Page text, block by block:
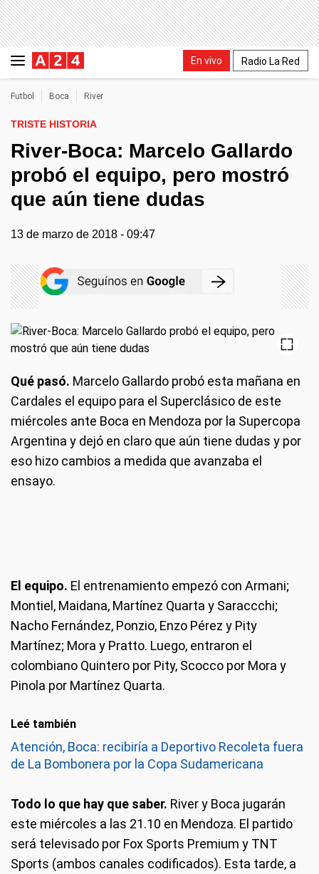
En vivo Radio La Red
Futbol Boca River
TRISTE HISTORIA
River-Boca: Marcelo Gallardo
probó el equipo, pero mostró
que aún tiene dudas
13 de marzo de 2018 - 09:47
Qué pasó. Marcelo Gallardo probó esta mañana en
Cardales el equipo para el Superclásico de este
miércoles ante Boca en Mendoza por la Supercopa
Argentina y dejó en claro que aún tiene dudas y por
eso hizo cambios a medida que avanzaba el
ensayo.
El equipo. El entrenamiento empezó con Armani;
Montiel, Maidana, Martínez Quarta y Saraccchi;
Nacho Fernández, Ponzio, Enzo Pérez y Pity
Martínez; Mora y Pratto. Luego, entraron el
colombiano Quintero por Pity, Scocco por Mora y
Pinola por Martínez Quarta.
Leé también
Atención, Boca: recibiría a Deportivo Recoleta fuera
de La Bombonera por la Copa Sudamericana
Todo lo que hay que saber. River y Boca jugarán
este miércoles a las 21.10 en Mendoza. El partido
será televisado por Fox Sports Premium y TNT
Sports (ambos canales codificados). Esta tarde, a